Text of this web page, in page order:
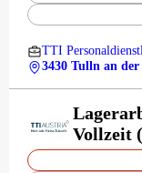
TTI
3430 Tulln an der
Vollzeit